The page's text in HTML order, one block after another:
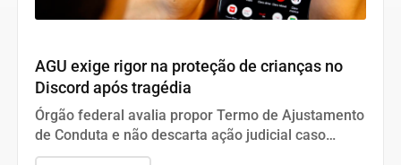
AGU exige rigor na proteção de crianças no
Discord após tragédia
Órgão federal avalia propor Termo de Ajustamento
de Conduta e não descarta ação judicial caso
falhas de segurança não sejam corrigidas.